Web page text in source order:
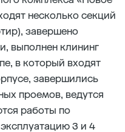
несколько секций
завершено
выполнен клининг
в который входят
завершились
проемов, ведутся
работы по
3 и 4